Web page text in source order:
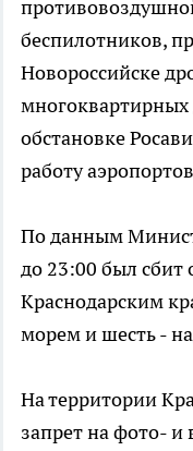
беспилотников,
Новороссийске
обстановке
работу
По данным
до 23:00 был сбит
Краснодарским
морем и шесть -
На территории
запрет на фото- и